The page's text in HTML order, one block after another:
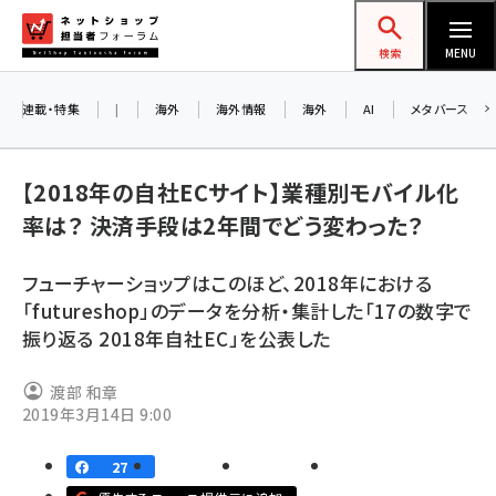
ン
ネットショップ担当者フォーラム
検索 MENU
yahoo (1896)
楽天 (1865)
アスクル (1112)
base (1068)
連載・特集 | 海外 海外情報 海外 AI メタバース
【2018年の自社ECサイト】業種別モバイル化
率は？ 決済手段は2年間でどう変わった？
フューチャーショップはこのほど、2018年における
「futureshop」のデータを分析・集計した「17の数字で
振り返る 2018年自社EC」を公表した
渡部 和章
2019年3月14日 9:00
27
お知ら
AIが
アル
交流